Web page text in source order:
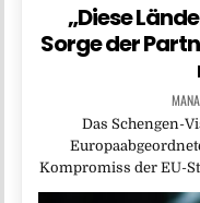
„Diese
Sorge der
Das Schengen-
Kompromiss der EU-